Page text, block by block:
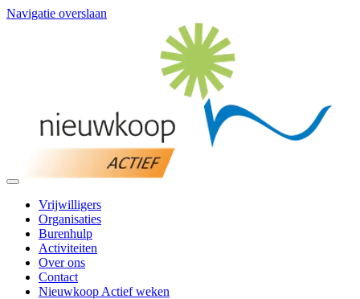
Navigatie overslaan
Vrijwilligers
Organisaties
Burenhulp
Activiteiten
Over ons
Contact
Nieuwkoop Actief weken